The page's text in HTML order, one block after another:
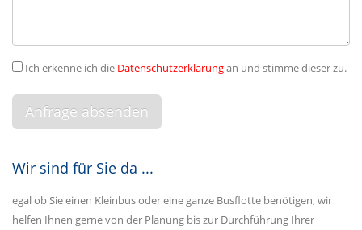
Ich erkenne ich die Datenschutzerklärungan und stimme dieser zu.
Wir sind für Sie da ...
egal ob Sie einen Kleinbus oder eine ganze Busflotte benötigen, wir
helfen Ihnen gerne von der Planung bis zur Durchführung Ihrer